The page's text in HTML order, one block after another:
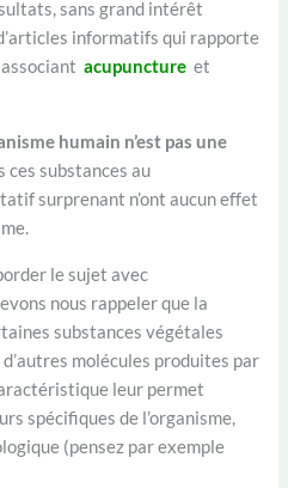
sans grand intérêt
informatifs qui rapporte
associantacupuncture et
humain n’est pas une
ces substances au
surprenant n’ont aucun effet
le sujet avec
nous rappeler que la
substances végétales
molécules produites par
leur permet
spécifiques de l’organisme,
(pensez par exemple